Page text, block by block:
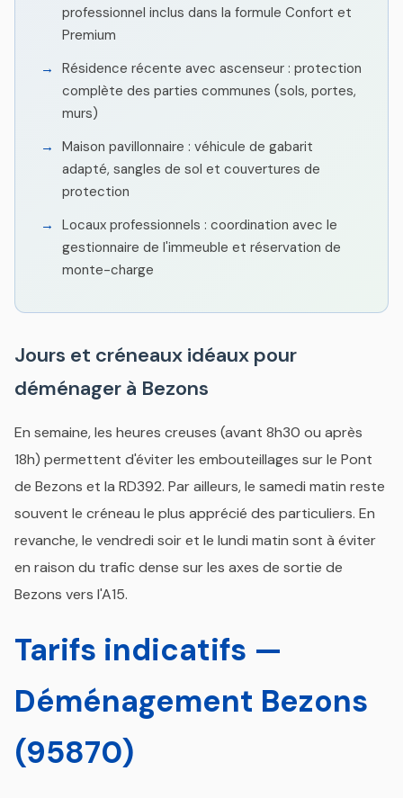
professionnel inclus dans la formule Confort et
Premium
Résidence récente avec ascenseur : protection
complète des parties communes (sols, portes,
murs)
Maison pavillonnaire : véhicule de gabarit
adapté, sangles de sol et couvertures de
protection
Locaux professionnels : coordination avec le
gestionnaire de l'immeuble et réservation de
monte-charge
Jours et créneaux idéaux pour
déménager à Bezons
En semaine, les heures creuses (avant 8h30 ou après
18h) permettent d'éviter les embouteillages sur le Pont
de Bezons et la RD392. Par ailleurs, le samedi matin reste
souvent le créneau le plus apprécié des particuliers. En
revanche, le vendredi soir et le lundi matin sont à éviter
en raison du trafic dense sur les axes de sortie de
Bezons vers l'A15.
Tarifs indicatifs —
Déménagement Bezons
(95870)